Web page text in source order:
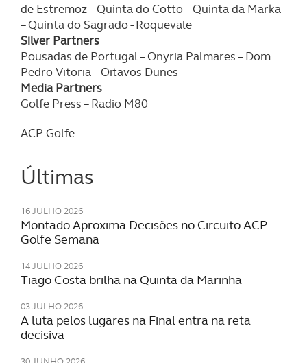
consentimento e quando tal se afigure estritamente
necessário no contexto dos serviços a prestar.
Realçamos que o bloqueio de certo tipo de Cookies e
tecnologias similares pode ter impacto na sua
experiência de navegação no Website e nos serviços
de Estremoz – Quinta do Cotto – Quinta da Marka
– Quinta do Sagrado - Roquevale
Silver Partners
Pousadas de Portugal – Onyria Palmares – Dom
Pedro Vitoria – Oitavos Dunes
Media Partners
Golfe Press – Radio M80
ACP Golfe
Últimas
16 JULHO 2026
Montado Aproxima Decisões no Circuito ACP
Golfe Semana
14 JULHO 2026
Tiago Costa brilha na Quinta da Marinha
03 JULHO 2026
A luta pelos lugares na Final entra na reta
decisiva